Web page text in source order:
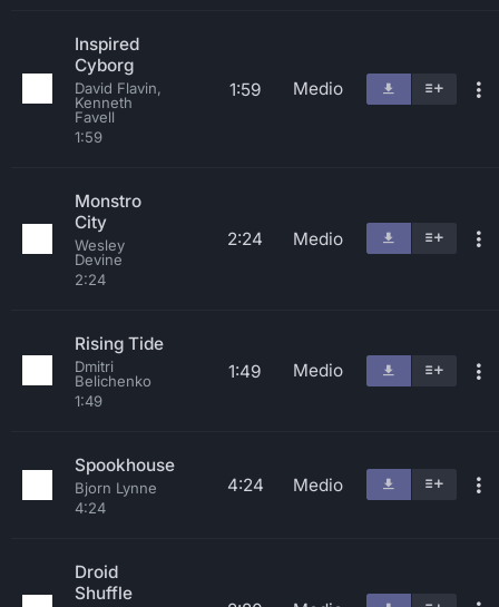
Inspired
Cyborg
David Flavin,
Kenneth
Favell
1:59
1:59 Medio
Monstro
City
Wesley
Devine
2:24
2:24 Medio
Rising Tide
Dmitri
Belichenko
1:49
1:49 Medio
Spookhouse
Bjorn Lynne
4:24
4:24 Medio
Droid
Shuffle